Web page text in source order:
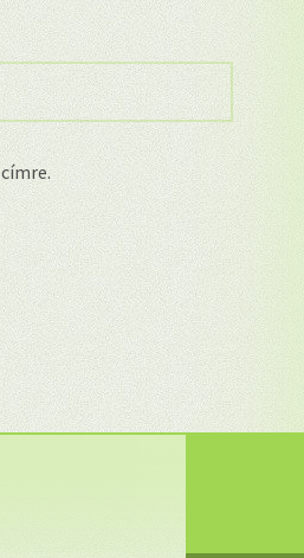
címre.